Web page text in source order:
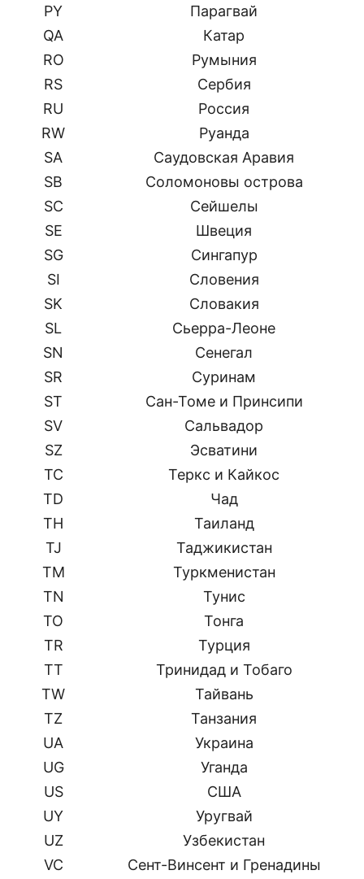
PY
Парагвай
QA
Катар
RO
Румыния
RS
Сербия
RU
Россия
RW
Руанда
SA
Саудовская Аравия
SB
Соломоновы острова
SC
Сейшелы
SE
Швеция
SG
Сингапур
SI
Словения
SK
Словакия
SL
Сьерра-Леоне
SN
Сенегал
SR
Суринам
ST
Сан-Томе и Принсипи
SV
Сальвадор
SZ
Эсватини
TC
Теркс и Кайкос
TD
Чад
TH
Таиланд
TJ
Таджикистан
TM
Туркменистан
TN
Тунис
TO
Тонга
TR
Турция
TT
Тринидад и Тобаго
TW
Тайвань
TZ
Танзания
UA
Украина
UG
Уганда
US
США
UY
Уругвай
UZ
Узбекистан
VC
Сент-Винсент и Гренадины